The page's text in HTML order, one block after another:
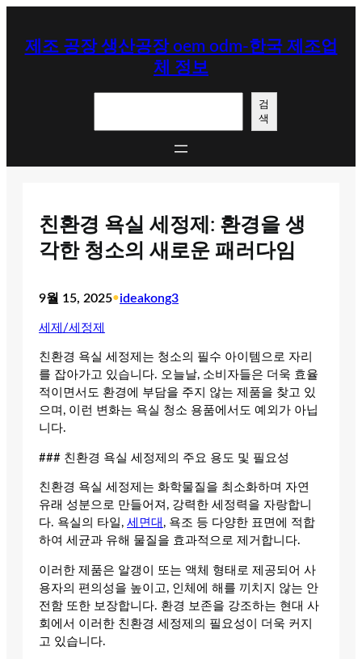
제조 공장 생산공장 oem odm-한국 제조업
체 정보
검
색
친환경 욕실 세정제: 환경을 생
각한 청소의 새로운 패러다임
9월 15, 2025•ideakong3
세제/세정제
친환경 욕실 세정제는 청소의 필수 아이템으로 자리
를 잡아가고 있습니다. 오늘날, 소비자들은 더욱 효율
적이면서도 환경에 부담을 주지 않는 제품을 찾고 있
으며, 이런 변화는 욕실 청소 용품에서도 예외가 아닙
니다.
### 친환경 욕실 세정제의 주요 용도 및 필요성
친환경 욕실 세정제는 화학물질을 최소화하며 자연
유래 성분으로 만들어져, 강력한 세정력을 자랑합니
다. 욕실의 타일, 세면대 , 욕조 등 다양한 표면에 적합
하여 세균과 유해 물질을 효과적으로 제거합니다.
이러한 제품은 알갱이 또는 액체 형태로 제공되어 사
용자의 편의성을 높이고, 인체에 해를 끼치지 않는 안
전함 또한 보장합니다. 환경 보존을 강조하는 현대 사
회에서 이러한 친환경 세정제의 필요성이 더욱 커지
고 있습니다.